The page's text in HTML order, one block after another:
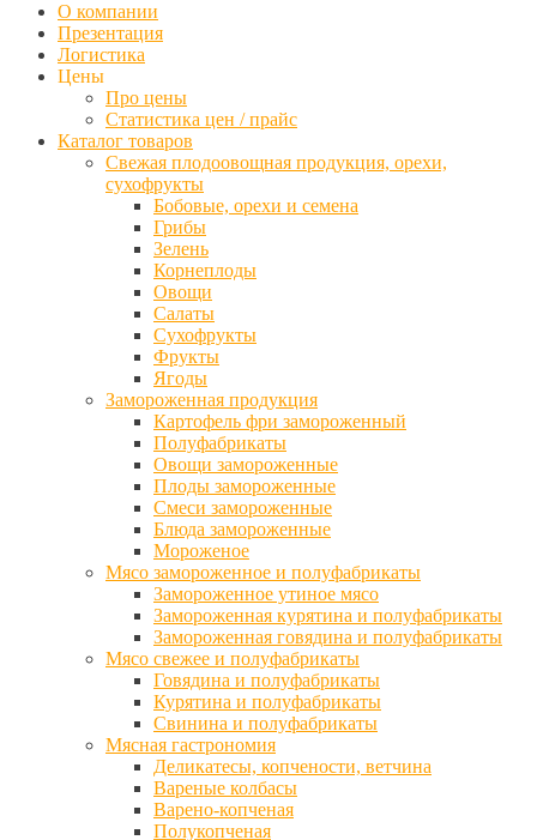
О компании
Презентация
Логистика
Цены
Про цены
Статистика цен / прайс
Каталог товаров
Свежая плодоовощная продукция, орехи,
сухофрукты
Бобовые, орехи и семена
Грибы
Зелень
Корнеплоды
Овощи
Салаты
Сухофрукты
Фрукты
Ягоды
Замороженная продукция
Картофель фри замороженный
Полуфабрикаты
Овощи замороженные
Плоды замороженные
Смеси замороженные
Блюда замороженные
Мороженое
Мясо замороженное и полуфабрикаты
Замороженное утиное мясо
Замороженная курятина и полуфабрикаты
Замороженная говядина и полуфабрикаты
Мясо свежее и полуфабрикаты
Говядина и полуфабрикаты
Курятина и полуфабрикаты
Свинина и полуфабрикаты
Мясная гастрономия
Деликатесы, копчености, ветчина
Вареные колбасы
Варено-копченая
Полукопченая